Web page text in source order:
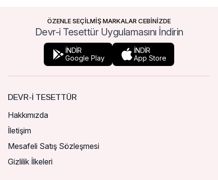
ÖZENLE SEÇİLMİŞ MARKALAR CEBİNİZDE
Devr-i Tesettür Uygulamasını İndirin
İNDİR
Google Play
İNDİR
App Store
DEVR-I TESETTÜR
Hakkımızda
İletişim
Mesafeli Satış Sözleşmesi
Gizlilik İlkeleri